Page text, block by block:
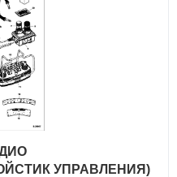
УПРАВЛЕНИЯ)